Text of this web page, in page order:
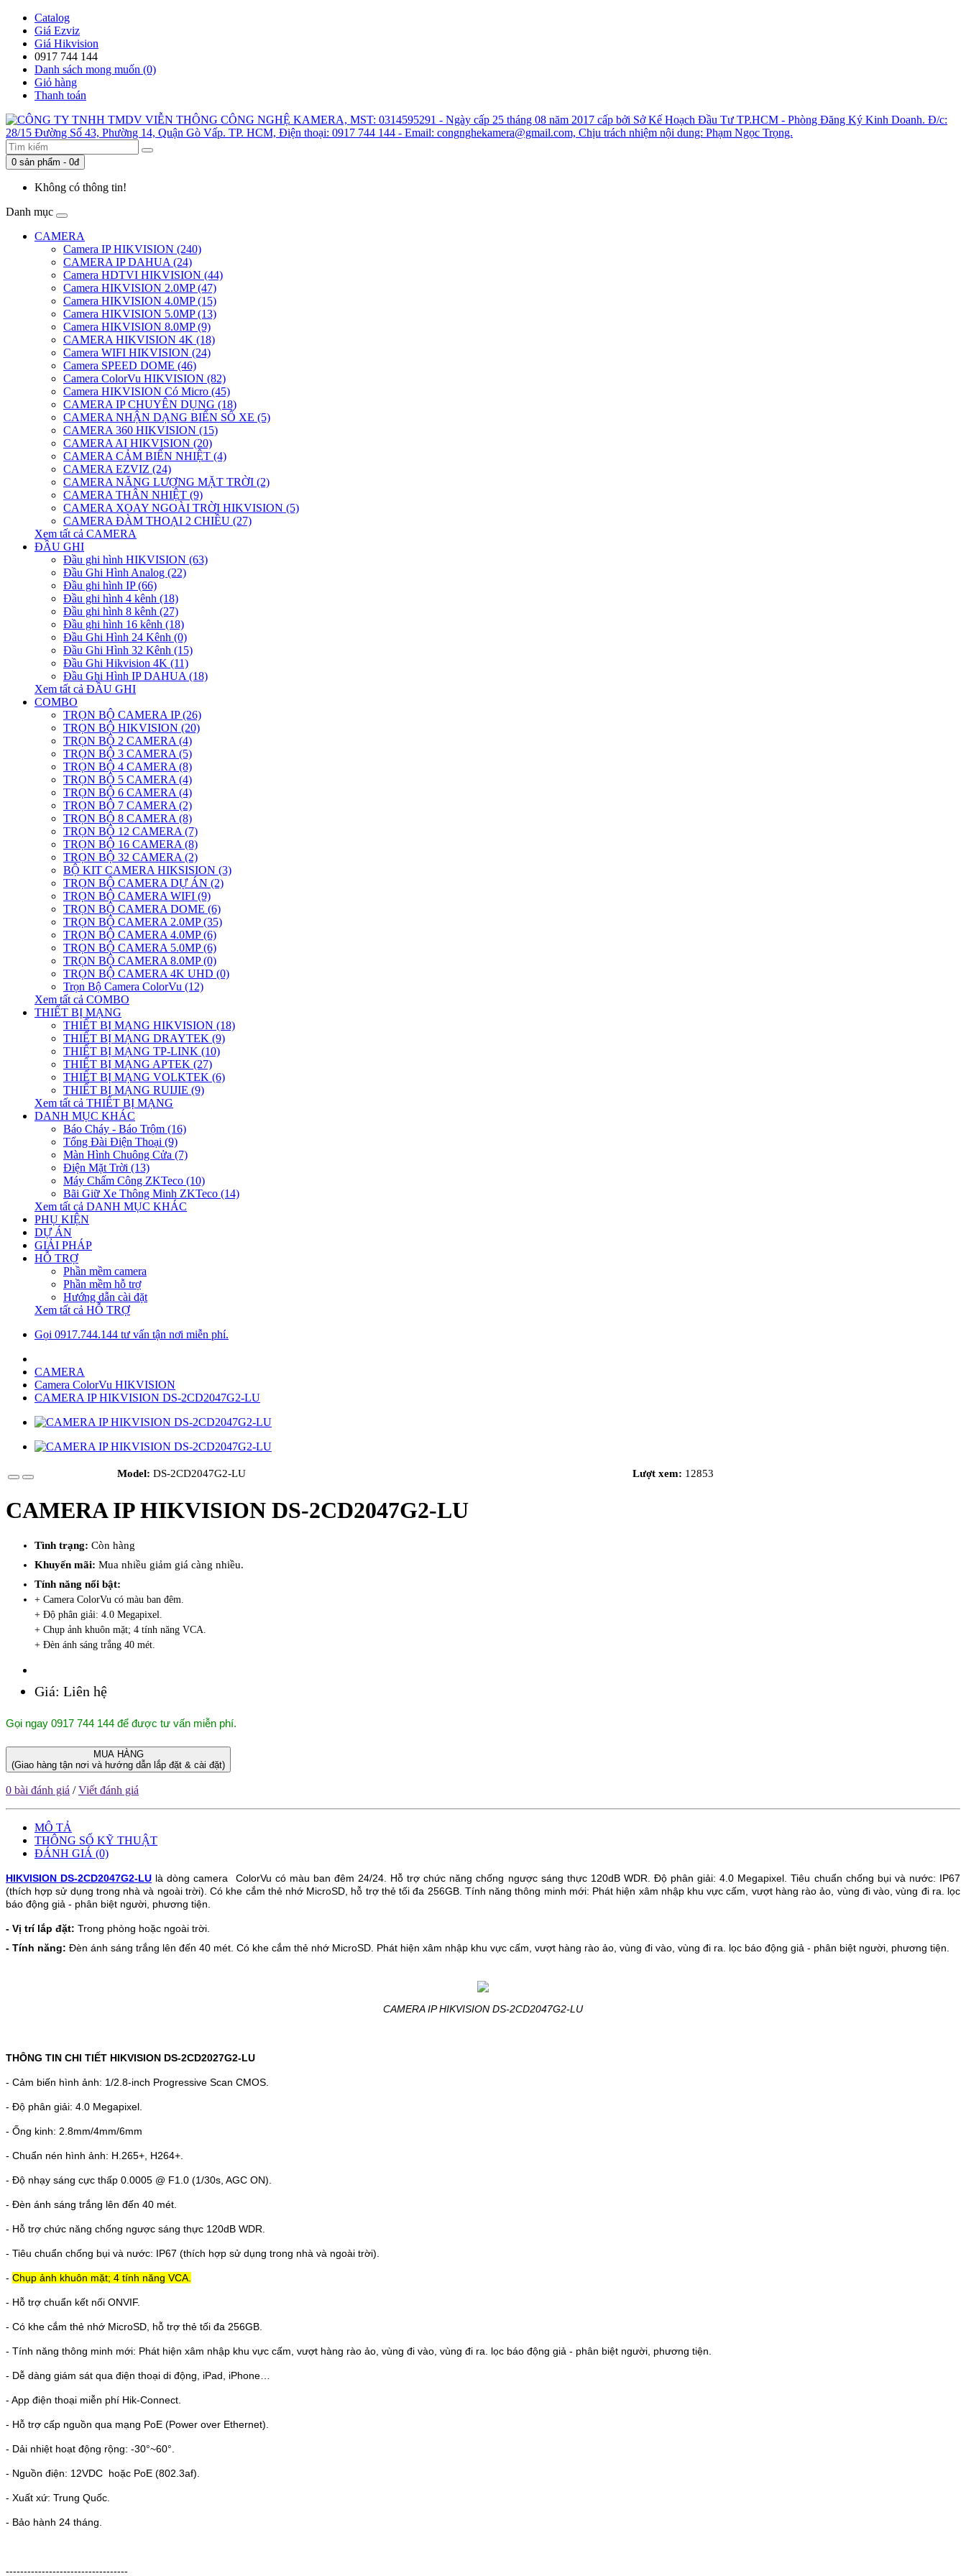
Catalog
Giá Ezviz
Giá Hikvision
0917 744 144
Danh sách mong muốn (0)
Giỏ hàng
Thanh toán
0 sản phẩm - 0đ
Không có thông tin!
Danh mục
CAMERA
Camera IP HIKVISION (240)
CAMERA IP DAHUA (24)
Camera HDTVI HIKVISION (44)
Camera HIKVISION 2.0MP (47)
Camera HIKVISION 4.0MP (15)
Camera HIKVISION 5.0MP (13)
Camera HIKVISION 8.0MP (9)
CAMERA HIKVISION 4K (18)
Camera WIFI HIKVISION (24)
Camera SPEED DOME (46)
Camera ColorVu HIKVISION (82)
Camera HIKVISION Có Micro (45)
CAMERA IP CHUYÊN DỤNG (18)
CAMERA NHẬN DẠNG BIỂN SỐ XE (5)
CAMERA 360 HIKVISION (15)
CAMERA AI HIKVISION (20)
CAMERA CẢM BIẾN NHIỆT (4)
CAMERA EZVIZ (24)
CAMERA NĂNG LƯỢNG MẶT TRỜI (2)
CAMERA THÂN NHIỆT (9)
CAMERA XOAY NGOÀI TRỜI HIKVISION (5)
CAMERA ĐÀM THOẠI 2 CHIỀU (27)
Xem tất cả CAMERA
ĐẦU GHI
Đầu ghi hình HIKVISION (63)
Đầu Ghi Hình Analog (22)
Đầu ghi hình IP (66)
Đầu ghi hình 4 kênh (18)
Đầu ghi hình 8 kênh (27)
Đầu ghi hình 16 kênh (18)
Đầu Ghi Hình 24 Kênh (0)
Đầu Ghi Hình 32 Kênh (15)
Đầu Ghi Hikvision 4K (11)
Đầu Ghi Hình IP DAHUA (18)
Xem tất cả ĐẦU GHI
COMBO
TRỌN BỘ CAMERA IP (26)
TRỌN BỘ HIKVISION (20)
TRỌN BỘ 2 CAMERA (4)
TRỌN BỘ 3 CAMERA (5)
TRỌN BỘ 4 CAMERA (8)
TRỌN BỘ 5 CAMERA (4)
TRỌN BỘ 6 CAMERA (4)
TRỌN BỘ 7 CAMERA (2)
TRỌN BỘ 8 CAMERA (8)
TRỌN BỘ 12 CAMERA (7)
TRỌN BỘ 16 CAMERA (8)
TRỌN BỘ 32 CAMERA (2)
BỘ KIT CAMERA HIKSISION (3)
TRỌN BỘ CAMERA DỰ ÁN (2)
TRỌN BỘ CAMERA WIFI (9)
TRỌN BỘ CAMERA DOME (6)
TRỌN BỘ CAMERA 2.0MP (35)
TRỌN BỘ CAMERA 4.0MP (6)
TRỌN BỘ CAMERA 5.0MP (6)
TRỌN BỘ CAMERA 8.0MP (0)
TRỌN BỘ CAMERA 4K UHD (0)
Trọn Bộ Camera ColorVu (12)
Xem tất cả COMBO
THIẾT BỊ MẠNG
THIẾT BỊ MẠNG HIKVISION (18)
THIẾT BỊ MẠNG DRAYTEK (9)
THIẾT BỊ MẠNG TP-LINK (10)
THIẾT BỊ MẠNG APTEK (27)
THIẾT BỊ MẠNG VOLKTEK (6)
THIẾT BỊ MẠNG RUIJIE (9)
Xem tất cả THIẾT BỊ MẠNG
DANH MỤC KHÁC
Báo Cháy - Báo Trộm (16)
Tổng Đài Điện Thoại (9)
Màn Hình Chuông Cửa (7)
Điện Mặt Trời (13)
Máy Chấm Công ZKTeco (10)
Bãi Giữ Xe Thông Minh ZKTeco (14)
Xem tất cả DANH MỤC KHÁC
PHỤ KIỆN
DỰ ÁN
GIẢI PHÁP
HỖ TRỢ
Phần mềm camera
Phần mềm hỗ trợ
Hướng dẫn cài đặt
Xem tất cả HỖ TRỢ
Gọi 0917.744.144 tư vấn tận nơi miễn phí.
CAMERA
Camera ColorVu HIKVISION
CAMERA IP HIKVISION DS-2CD2047G2-LU
Model: DS-2CD2047G2-LU Lượt xem: 12853
CAMERA IP HIKVISION DS-2CD2047G2-LU
Tình trạng: Còn hàng
Khuyến mãi: Mua nhiều giảm giá càng nhiều.
Tính năng nổi bật:
+ Camera ColorVu có màu ban đêm.
+ Độ phân giải: 4.0 Megapixel.
+ Chụp ảnh khuôn mặt; 4 tính năng VCA.
+ Đèn ánh sáng trắng 40 mét.
Giá: Liên hệ
Gọi ngay 0917 744 144 để được tư vấn miễn phí.
MUA HÀNG
(Giao hàng tận nơi và hướng dẫn lắp đặt & cài đặt)
0 bài đánh giá /Viết đánh giá
MÔ TẢ
THÔNG SỐ KỸ THUẬT
ĐÁNH GIÁ (0)
HIKVISION DS-2CD2047G2-LU là dòng camera ColorVu có màu ban đêm 24/24. Hỗ trợ chức năng chống ngược sáng thực 120dB WDR.Độ phân giải: 4.0 Megapixel.Tiêu chuẩn chống bụi và nước: IP67
(thích hợp sử dụng trong nhà và ngoài trời).Có khe cắm thẻ nhớ MicroSD, hỗ trợ thẻ tối đa 256GB. Tính năng thông minh mới: Phát hiện xâm nhập khu vực cấm, vượt hàng rào ảo, vùng đi vào, vùng đi ra. lọc
báo động giả - phân biệt người, phương tiện.
- Vị trí lắp đặt: Trong phòng hoặc ngoài trời.
- Tính năng: Đèn ánh sáng trắng lên đến 40 mét. Có khe cắm thẻ nhớ MicroSD. Phát hiện xâm nhập khu vực cấm, vượt hàng rào ảo, vùng đi vào, vùng đi ra. lọc báo động giả - phân biệt người, phương tiện.
CAMERA IP HIKVISION DS-2CD2047G2-LU
THÔNG TIN CHI TIẾT HIKVISION DS-2CD2027G2-LU
- Cảm biến hình ảnh: 1/2.8-inch Progressive Scan CMOS.
- Độ phân giải: 4.0 Megapixel.
- Ống kinh: 2.8mm/4mm/6mm
- Chuẩn nén hình ảnh: H.265+, H264+.
- Độ nhạy sáng cực thấp 0.0005 @ F1.0 (1/30s, AGC ON).
- Đèn ánh sáng trắng lên đến 40 mét.
- Hỗ trợ chức năng chống ngược sáng thực 120dB WDR.
- Tiêu chuẩn chống bụi và nước: IP67 (thích hợp sử dụng trong nhà và ngoài trời).
- Chụp ảnh khuôn mặt; 4 tính năng VCA.
- Hỗ trợ chuẩn kết nối ONVIF.
- Có khe cắm thẻ nhớ MicroSD, hỗ trợ thẻ tối đa 256GB.
- Tính năng thông minh mới: Phát hiện xâm nhập khu vực cấm, vượt hàng rào ảo, vùng đi vào, vùng đi ra. lọc báo động giả - phân biệt người, phương tiện.
- Dễ dàng giám sát qua điện thoại di động, iPad, iPhone…
- App điện thoại miễn phí Hik-Connect.
- Hỗ trợ cấp nguồn qua mạng PoE (Power over Ethernet).
- Dải nhiệt hoạt động rộng: -30°~60°.
- Nguồn điện: 12VDC hoặc PoE (802.3af).
- Xuất xứ: Trung Quốc.
- Bảo hành 24 tháng.
----------------------------------